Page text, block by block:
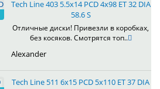
Tech Line 403 5.5x14 PCD 4x98 ET 32 DIA
58.6 S
Отличные диски! Привезли в коробках,
без косяков. Смотрятся топ..
Alexander
Tech Line 511 6x15 PCD 5x110 ET 37 DIA